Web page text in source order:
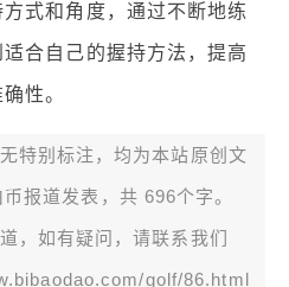
式和角度，通过不断地练
合自己的握持方法，提高
性。
特别标注，均为本站原创文
币报道 发表，共 696个字。
，如有疑问，请联系我们
golf/86.html